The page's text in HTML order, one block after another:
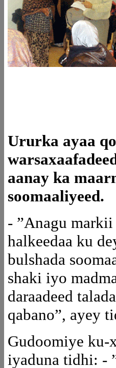
Ururka ayaa
aanay ka
soomaaliyeed.
- ”Anagu
halkeedaa ku
bulshada
shaki iyo
daraadeed
qabano”, ayey
Gudoomiye ku-
iyaduna tidhi: -